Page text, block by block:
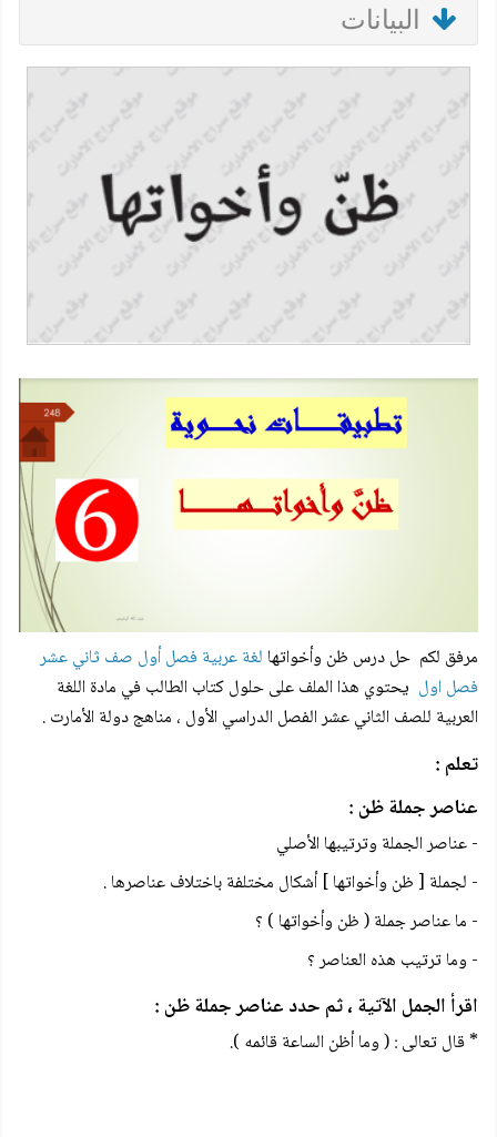
البيانات
مرفق لكم حل درس ظن وأخواتها لغة عربية فصل أول صف ثاني عشر
فصل اول يحتوي هذا الملف على حلول كتاب الطالب في مادة اللغة
العربية للصف الثاني عشر الفصل الدراسي الأول ، مناهج دولة الأمارت .
تعلم :
عناصر جملة ظن :
- عناصر الجملة وترتيبها الأصلي
- لجملة [ ظن وأخواتها ] أشكال مختلفة باختلاف عناصرها .
- ما عناصر جملة ( ظن وأخواتها ) ؟
- وما ترتيب هذه العناصر ؟
اقرأ الجمل الآتية ، ثم حدد عناصر جملة ظن :
* قال تعالى : ( وما أظن الساعة قائمه ).